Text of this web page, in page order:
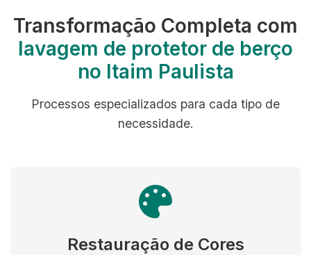
Transformação Completa com
lavagem de protetor de berço
no Itaim Paulista
Processos especializados para cada tipo de
necessidade.
Restauração de Cores